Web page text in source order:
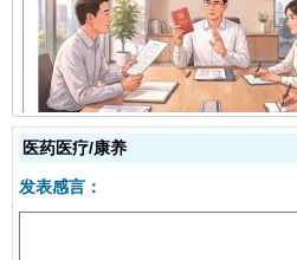
揭开“小金库”的免责幌子
医药医疗/康养
发表感言：